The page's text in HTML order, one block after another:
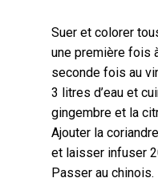
Suer et colorer
une première fois
seconde fois au
3 litres d’eau et
gingembre et la
Ajouter la
et laisser infuser
Passer au chinois.